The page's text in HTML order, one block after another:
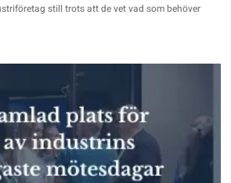
still trots att de vet vad som behöver